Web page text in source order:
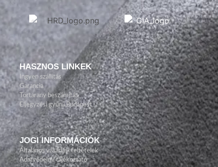
HASZNOS LINKEK
Ingyen szállítás
Garancia
Törtarany beszámítás
Eljegyzési gyűrű Budapest
JOGI INFORMÁCIÓK
Általános vásárlási feltételek
Adatvédelmi tájékoztató